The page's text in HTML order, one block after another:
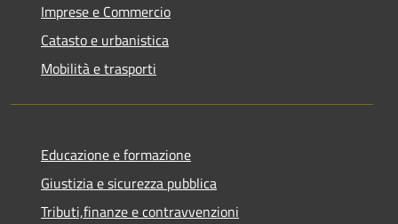
Imprese e Commercio
Catasto e urbanistica
Mobilità e trasporti
Educazione e formazione
Giustizia e sicurezza pubblica
Tributi,finanze e contravvenzioni